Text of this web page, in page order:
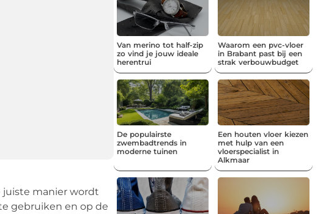
juiste manier wordt
gebruiken en op de
Van merino tot half-zip
zo vind je jouw ideale
herentrui
Waarom een pvc-vloer
in Brabant past bij een
strak verbouwbudget
De populairste
zwembadtrends in
moderne tuinen
Een houten vloer kiezen
met hulp van een
vloerspecialist in
Alkmaar